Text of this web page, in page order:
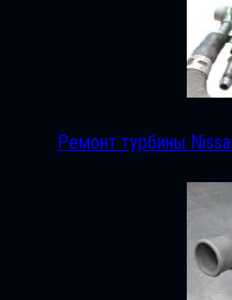
Ремонт турбины